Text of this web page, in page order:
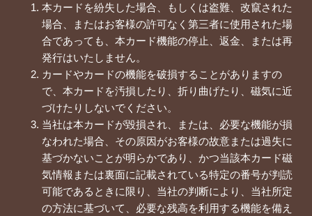
本カードを紛失した場合、もしくは盗難、改竄された
場合、またはお客様の許可なく第三者に使用された場
合であっても、本カード機能の停止、返金、または再
発行はいたしません。
カードやカードの機能を破損することがありますの
で、本カードを汚損したり、折り曲げたり、磁気に近
づけたりしないでください。
当社は本カードが毀損され、または、必要な機能が損
なわれた場合、その原因がお客様の故意または過失に
基づかないことが明らかであり、かつ当該本カード磁
気情報または裏面に記載されている特定の番号が判読
可能であるときに限り、当社の判断により、当社所定
の方法に基づいて、必要な残高を利用する機能を備え